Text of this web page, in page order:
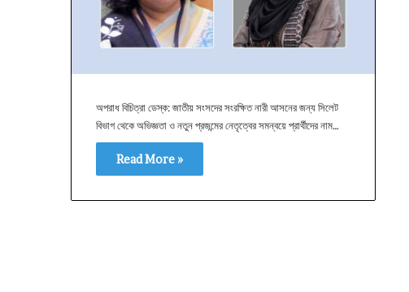
অপরাধ বিচিত্রা ডেস্ক: জাতীয় সংসদের সংরক্ষিত নারী আসনের জন্য সিলেট
বিভাগ থেকে অভিজ্ঞতা ও নতুন প্রজন্মের নেতৃত্বের সমন্বয়ে প্রার্থীদের নাম…
Read More »